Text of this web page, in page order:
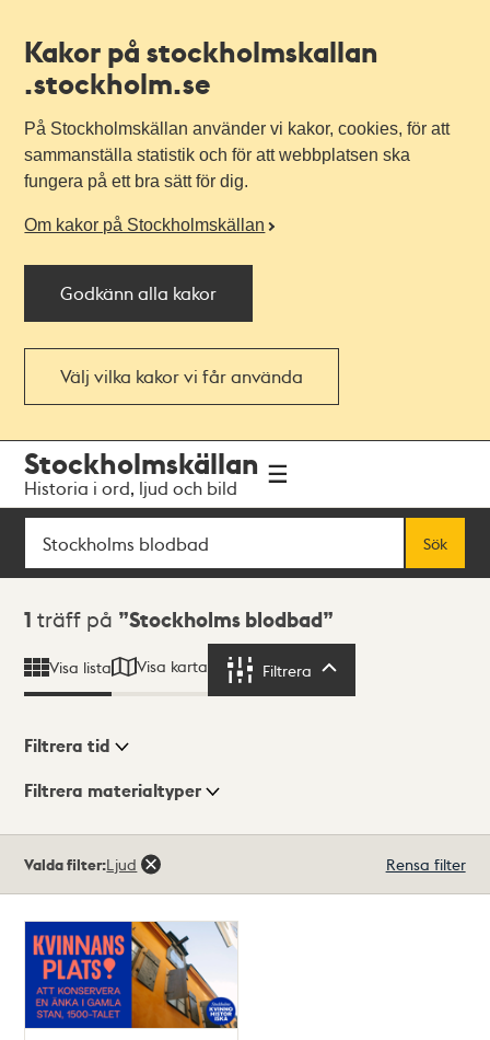
Kakor på stockholmskallan
.stockholm.se
På Stockholmskällan använder vi kakor, cookies, för att
sammanställa statistik och för att webbplatsen ska
fungera på ett bra sätt för dig.
Om kakor på Stockholmskällan
Godkänn alla kakor
Välj vilka kakor vi får använda
navigationen
huvudinnehållet
Stockholmskällan
Historia i ord, ljud och bild
Sök
Sök
Sökresultat
1 träff på Stockholms blodbad
Visa lista Visa karta Filtrera
Visningsläge
Filtrera tid
Filtrera materialtyper
träffar
Valda filter:Ljud Rensa filter